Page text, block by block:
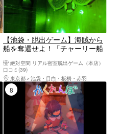
【池袋・脱出ゲーム】海賊から
船を奪還せよ！「チャーリー船
絶対空間 リアル密室脱出ゲーム（本店）
口コミ(39)
東京都
池袋・目白・板橋・赤羽
8位